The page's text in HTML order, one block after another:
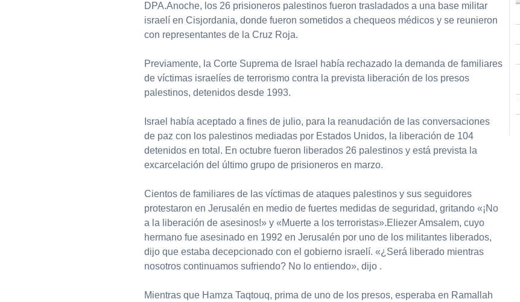
DPA.Anoche, los 26 prisioneros palestinos fueron trasladados a una base militar
israelí en Cisjordania, donde fueron sometidos a chequeos médicos y se reunieron
con representantes de la Cruz Roja.
Previamente, la Corte Suprema de Israel había rechazado la demanda de familiares
de víctimas israelíes de terrorismo contra la prevista liberación de los presos
palestinos, detenidos desde 1993.
Israel había aceptado a fines de julio, para la reanudación de las conversaciones
de paz con los palestinos mediadas por Estados Unidos, la liberación de 104
detenidos en total. En octubre fueron liberados 26 palestinos y está prevista la
excarcelación del último grupo de prisioneros en marzo.
Cientos de familiares de las víctimas de ataques palestinos y sus seguidores
protestaron en Jerusalén en medio de fuertes medidas de seguridad, gritando «¡No
a la liberación de asesinos!» y «Muerte a los terroristas».Eliezer Amsalem, cuyo
hermano fue asesinado en 1992 en Jerusalén por uno de los militantes liberados,
dijo que estaba decepcionado con el gobierno israelí. «¿Será liberado mientras
nosotros continuamos sufriendo? No lo entiendo», dijo .
Mientras que Hamza Taqtouq, prima de uno de los presos, esperaba en Ramallah